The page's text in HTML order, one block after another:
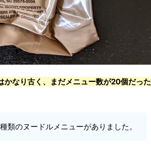
なり古く、まだメニュー数が20個だった
類のヌードルメニューがありました。